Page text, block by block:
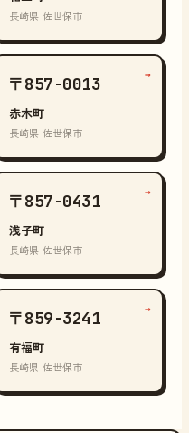
長崎県 佐世保市
〒857-0013
赤木町
長崎県 佐世保市
→
〒857-0431
浅子町
長崎県 佐世保市
→
〒859-3241
有福町
長崎県 佐世保市
→